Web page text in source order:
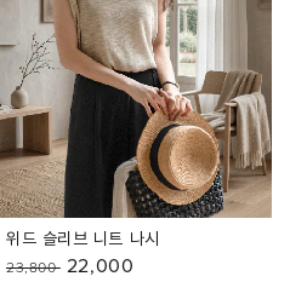
위드 슬리브 니트 나시
23,800 22,000